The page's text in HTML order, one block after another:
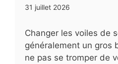
31 juillet 2026
Changer les voiles de
généralement un gros
ne pas se tromper de